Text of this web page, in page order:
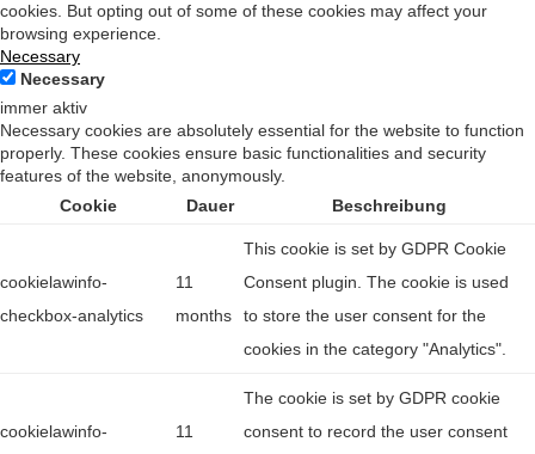
cookies. But opting out of some of these cookies may affect your
browsing experience.
Necessary
Necessary
immer aktiv
Necessary cookies are absolutely essential for the website to function
properly. These cookies ensure basic functionalities and security
features of the website, anonymously.
Cookie
Dauer Beschreibung
cookielawinfo-
checkbox-analytics
11
months
This cookie is set by GDPR Cookie
Consent plugin. The cookie is used
to store the user consent for the
cookies in the category "Analytics".
cookielawinfo-
11
The cookie is set by GDPR cookie
consent to record the user consent